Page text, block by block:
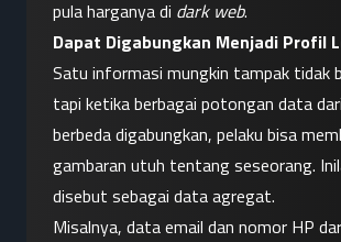
pula harganya di dark web.
Dapat Digabungkan Menjadi Profil
Satu informasi mungkin tampak tidak
tapi ketika berbagai potongan data
berbeda digabungkan, pelaku bisa
gambaran utuh tentang seseorang.
disebut sebagai data agregat.
Misalnya, data email dan nomor HP